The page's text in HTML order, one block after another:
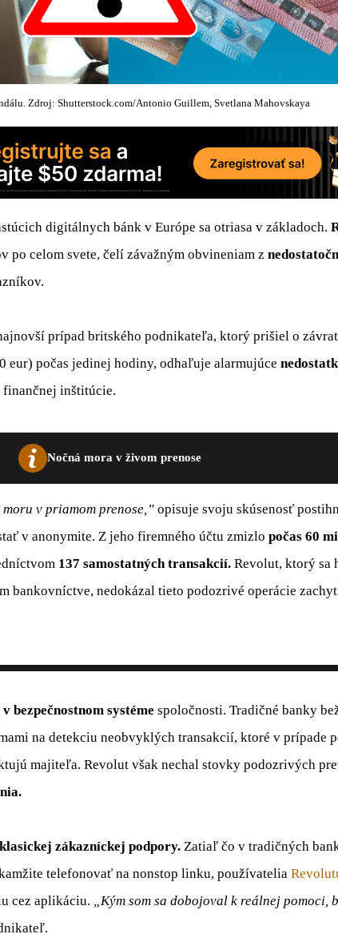
Zdroj: Shutterstock.com/Antonio Guillem, Svetlana Mahovskaya
digitálnych bánk v Európe sa otriasa v základoch.
celom svete, čelí závažným obvineniam z
prípad britského podnikateľa, ktorý prišiel o
počas jedinej hodiny, odhaľuje alarmujúce
inštitúcie.
Nočná mora v živom prenose
v priamom prenose,” opisuje svoju skúsenosť
v anonymite. Z jeho firemného účtu zmizlo počas 60
137 samostatných transakcií. Revolut, ktorý sa
bankovníctve, nedokázal tieto podozrivé operácie
bezpečnostnom systéme spoločnosti. Tradičné banky
na detekciu neobvyklých transakcií, ktoré v prípade
majiteľa. Revolut však nechal stovky podozrivých
zákazníckej podpory. Zatiaľ čo v tradičných
telefonovať na nonstop linku, používatelia
cez aplikáciu. „Kým som sa dobojoval k reálnej pomoci,